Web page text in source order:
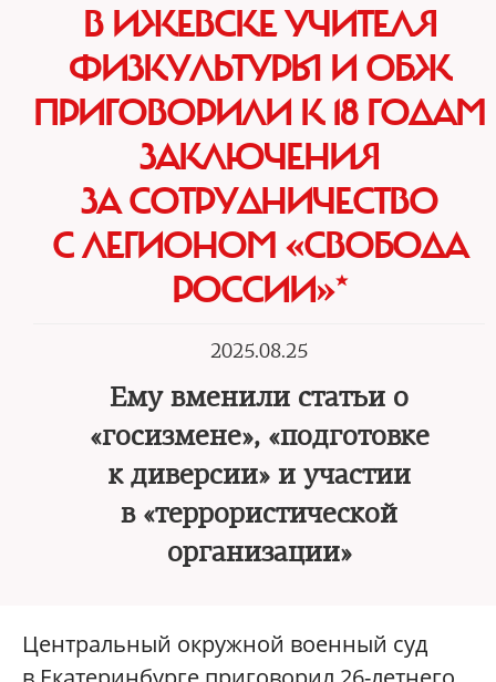
В ИЖЕВСКЕ УЧИТЕЛЯ
ФИЗКУЛЬТУРЫ И ОБЖ
ПРИГОВОРИЛИ К 18 ГОДАМ
ЗАКЛЮЧЕНИЯ
ЗА СОТРУДНИЧЕСТВО
С ЛЕГИОНОМ «СВОБОДА
РОССИИ»*
2025.08.25
Ему вменили статьи о
«госизмене», «подготовке
к диверсии» и участии
в «террористической
организации»
Центральный окружной военный суд